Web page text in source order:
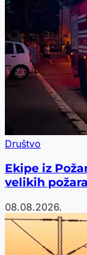
Društvo
Ekipe iz
velikih
08.08.2026.